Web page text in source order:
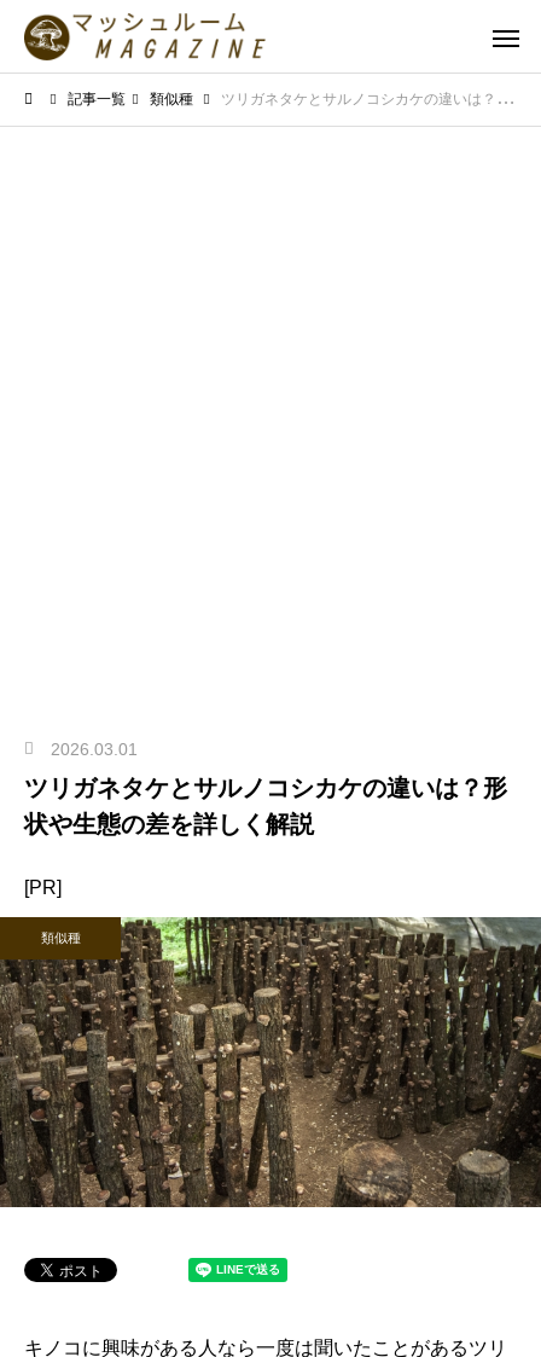
記事一覧 類似種 ツリガネタケとサルノコシカケの違いは？形状や生態の差を詳しく解説
2026.03.01
ツリガネタケとサルノコシカケの違いは？形
状や生態の差を詳しく解説
[PR]
類似種
キノコに興味がある人なら一度は聞いたことがあるツリ